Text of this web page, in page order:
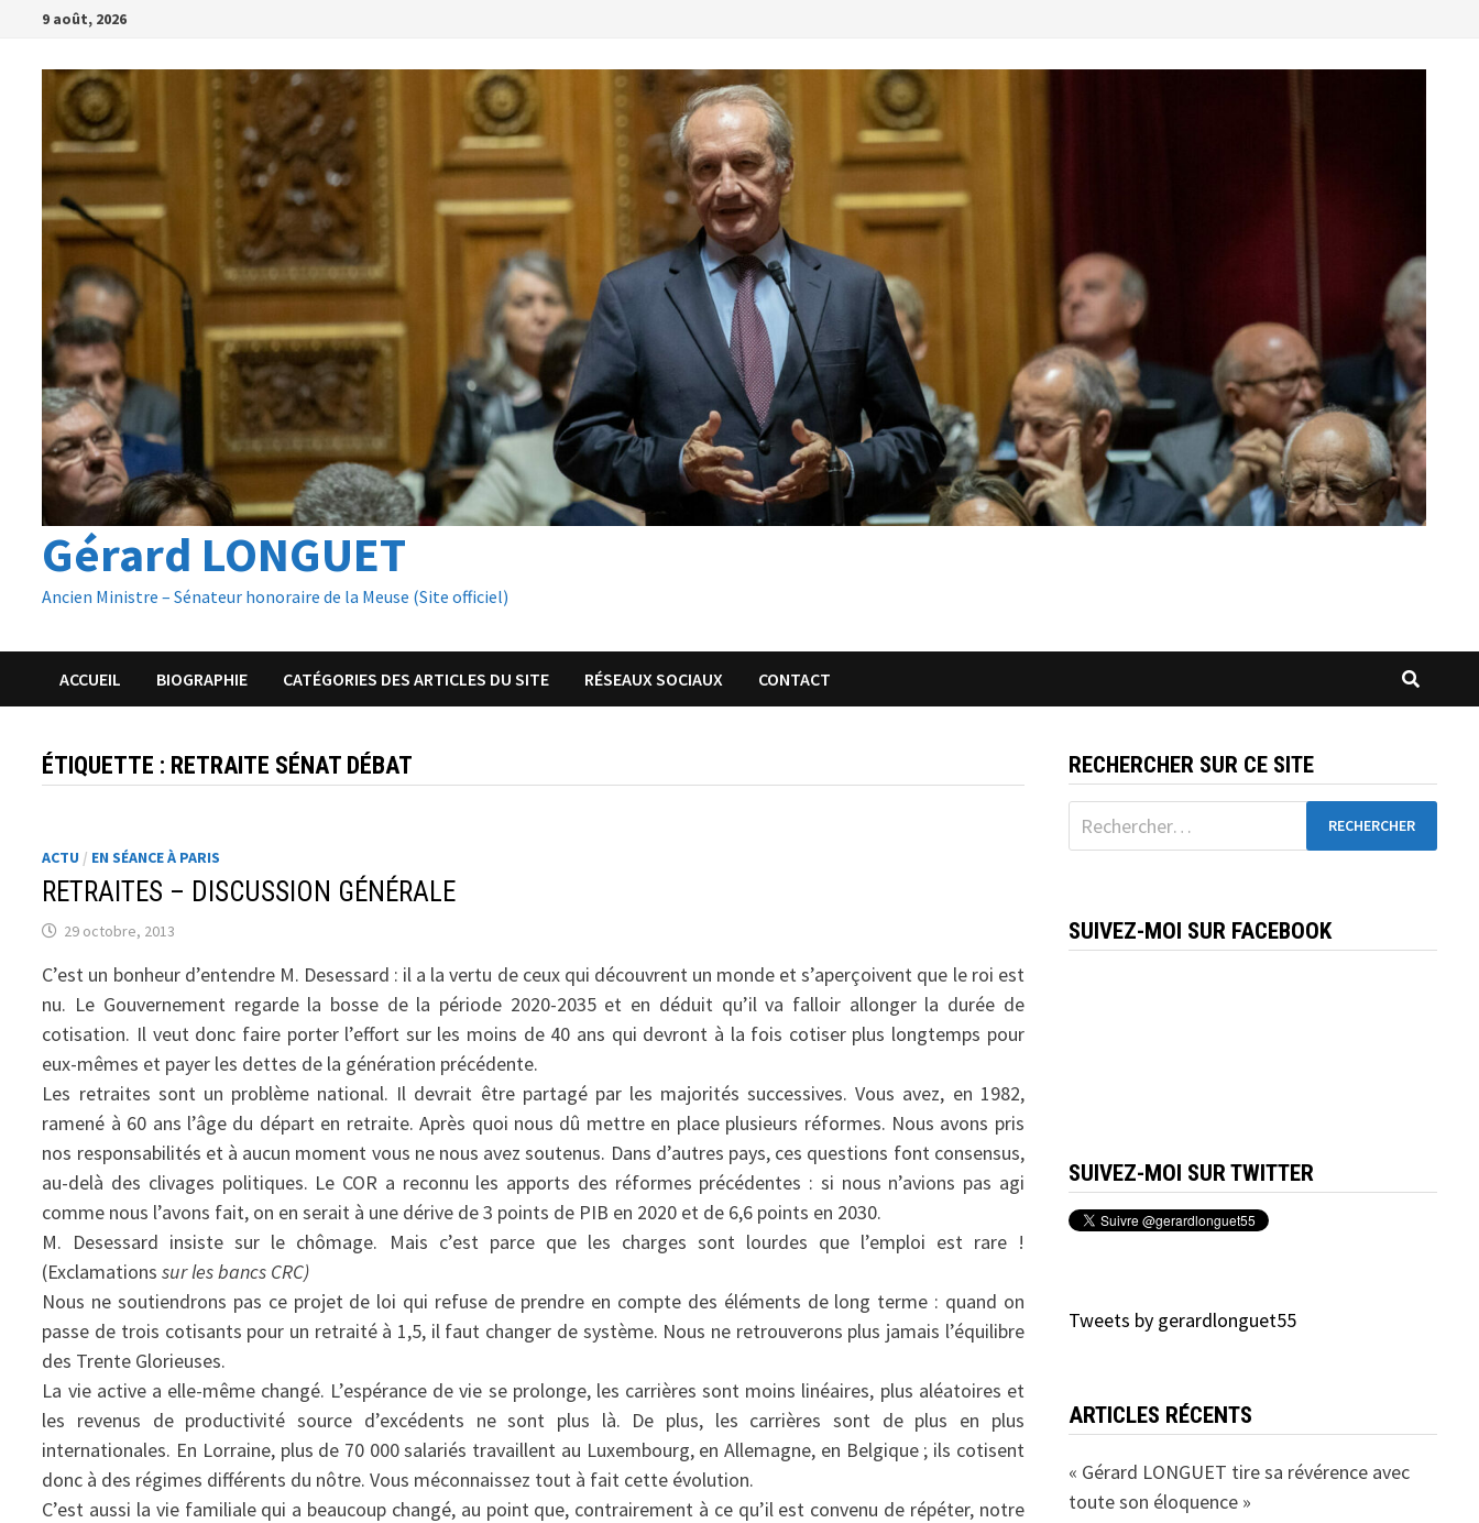
Passer
contenu
9 août, 2026
Gérard LONGUET
Ancien Ministre – Sénateur honoraire de la Meuse (Site officiel)
ACCUEIL BIOGRAPHIE CATÉGORIES DES ARTICLES DU SITE RÉSEAUX SOCIAUX CONTACT
ÉTIQUETTE : RETRAITE SÉNAT DÉBAT
ACTU / EN SÉANCE À PARIS
RETRAITES – DISCUSSION GÉNÉRALE
29 octobre, 2013
C’est un bonheur d’entendre M. Desessard : il a la vertu de ceux qui découvrent un monde et s’aperçoivent que le roi est
nu. Le Gouvernement regarde la bosse de la période 2020-2035 et en déduit qu’il va falloir allonger la durée de
cotisation. Il veut donc faire porter l’effort sur les moins de 40 ans qui devront à la fois cotiser plus longtemps pour
eux-mêmes et payer les dettes de la génération précédente.
Les retraites sont un problème national. Il devrait être partagé par les majorités successives. Vous avez, en 1982,
ramené à 60 ans l’âge du départ en retraite. Après quoi nous dû mettre en place plusieurs réformes. Nous avons pris
nos responsabilités et à aucun moment vous ne nous avez soutenus. Dans d’autres pays, ces questions font consensus,
au-delà des clivages politiques. Le COR a reconnu les apports des réformes précédentes : si nous n’avions pas agi
comme nous l’avons fait, on en serait à une dérive de 3 points de PIB en 2020 et de 6,6 points en 2030.
M. Desessard insiste sur le chômage. Mais c’est parce que les charges sont lourdes que l’emploi est rare !
(Exclamations sur les bancs CRC)
Nous ne soutiendrons pas ce projet de loi qui refuse de prendre en compte des éléments de long terme : quand on
passe de trois cotisants pour un retraité à 1,5, il faut changer de système. Nous ne retrouverons plus jamais l’équilibre
des Trente Glorieuses.
La vie active a elle-même changé. L’espérance de vie se prolonge, les carrières sont moins linéaires, plus aléatoires et
les revenus de productivité source d’excédents ne sont plus là. De plus, les carrières sont de plus en plus
internationales. En Lorraine, plus de 70 000 salariés travaillent au Luxembourg, en Allemagne, en Belgique ; ils cotisent
donc à des régimes différents du nôtre. Vous méconnaissez tout à fait cette évolution.
C’est aussi la vie familiale qui a beaucoup changé, au point que, contrairement à ce qu’il est convenu de répéter, notre
RECHERCHER SUR CE SITE
Rechercher :
SUIVEZ-MOI SUR FACEBOOK
SUIVEZ-MOI SUR TWITTER
Tweets by gerardlonguet55
ARTICLES RÉCENTS
« Gérard LONGUET tire sa révérence avec
toute son éloquence »